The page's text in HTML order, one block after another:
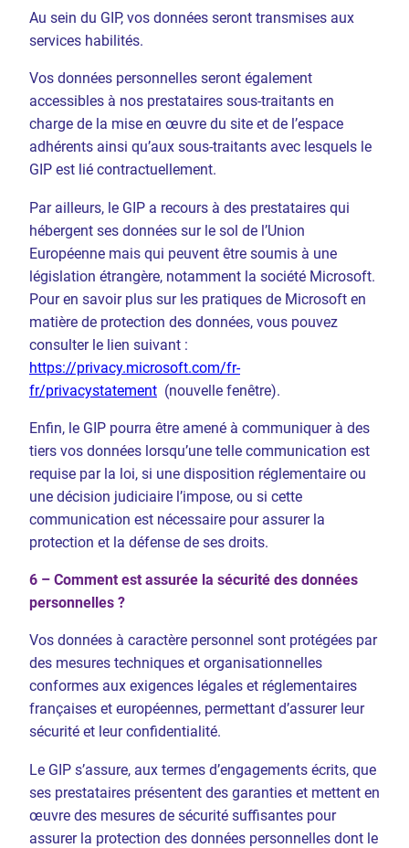
Au sein du GIP, vos données seront transmises aux
services habilités.
Vos données personnelles seront également
accessibles à nos prestataires sous-traitants en
charge de la mise en œuvre du site et de l’espace
adhérents ainsi qu’aux sous-traitants avec lesquels le
GIP est lié contractuellement.
Par ailleurs, le GIP a recours à des prestataires qui
hébergent ses données sur le sol de l’Union
Européenne mais qui peuvent être soumis à une
législation étrangère, notamment la société Microsoft.
Pour en savoir plus sur les pratiques de Microsoft en
matière de protection des données, vous pouvez
consulter le lien suivant :
https://privacy.microsoft.com/fr-
fr/privacystatement (nouvelle fenêtre).
Enfin, le GIP pourra être amené à communiquer à des
tiers vos données lorsqu’une telle communication est
requise par la loi, si une disposition réglementaire ou
une décision judiciaire l’impose, ou si cette
communication est nécessaire pour assurer la
protection et la défense de ses droits.
6 – Comment est assurée la sécurité des données
personnelles ?
Vos données à caractère personnel sont protégées par
des mesures techniques et organisationnelles
conformes aux exigences légales et réglementaires
françaises et européennes, permettant d’assurer leur
sécurité et leur confidentialité.
Le GIP s’assure, aux termes d’engagements écrits, que
ses prestataires présentent des garanties et mettent en
œuvre des mesures de sécurité suffisantes pour
assurer la protection des données personnelles dont le